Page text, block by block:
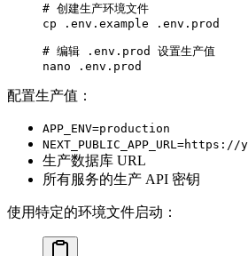
# 创建生产环境文件
cp .env.example .env.prod
# 编辑 .env.prod 设置生产值
nano .env.prod
配置生产值：
APP_ENV=production
生产数据库 URL
所有服务的生产 API 密钥
使用特定的环境文件启动：